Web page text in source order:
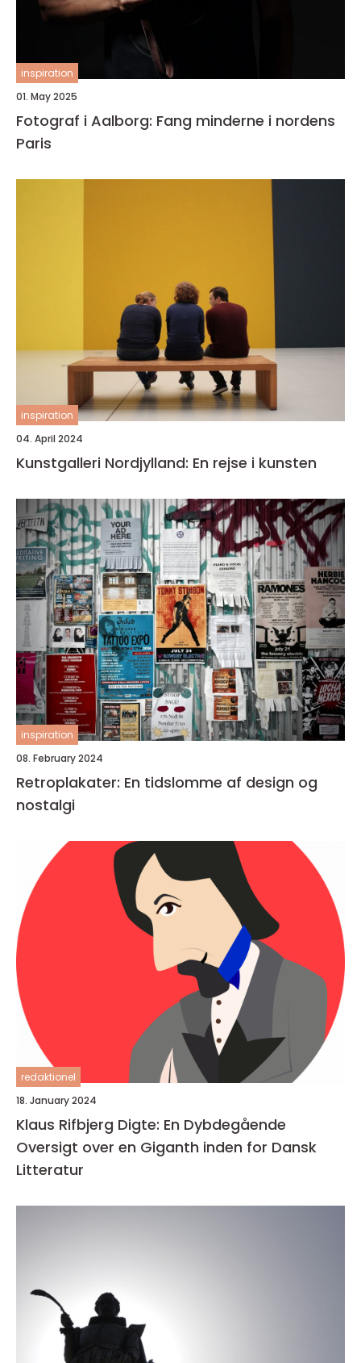
inspiration
01. May 2025
Fotograf i Aalborg: Fang minderne i nordens
Paris
inspiration
04. April 2024
Kunstgalleri Nordjylland: En rejse i kunsten
inspiration
08. February 2024
Retroplakater: En tidslomme af design og
nostalgi
redaktionel
18. January 2024
Klaus Rifbjerg Digte: En Dybdegående
Oversigt over en Giganth inden for Dansk
Litteratur